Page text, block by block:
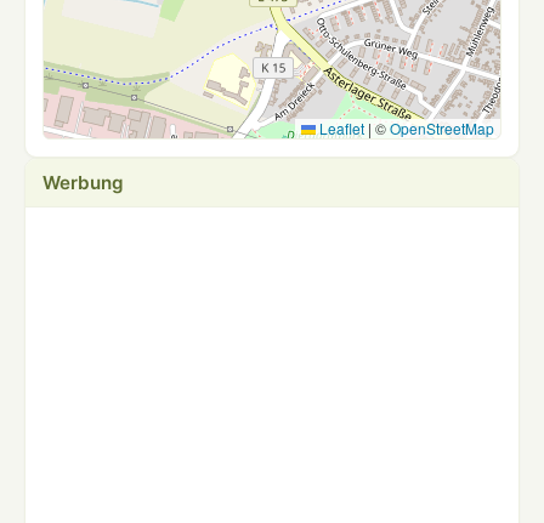
Leaflet | ©OpenStreetMap
Werbung